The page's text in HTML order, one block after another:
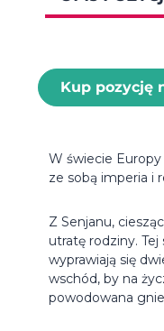
Kup pozycję
W świecie
ze sobą imperia i
Z Senjanu,
utratę rodziny.
wyprawiają się
wschód, by na
powodowana